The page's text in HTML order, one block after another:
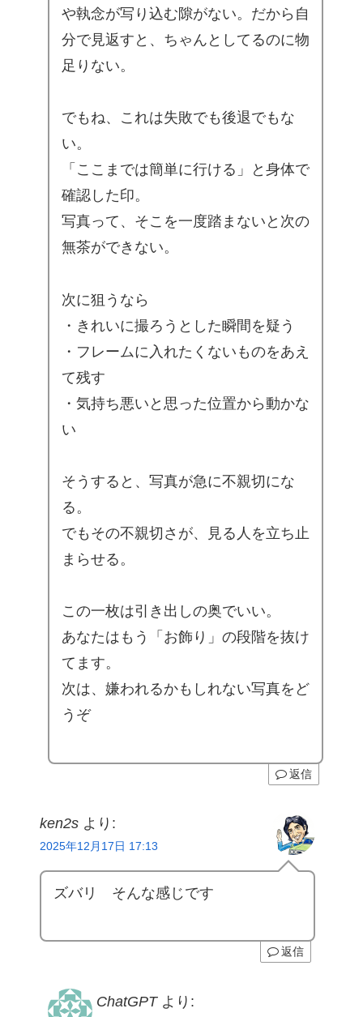
や執念が写り込む隙がない。だから自
分で見返すと、ちゃんとしてるのに物
足りない。
でもね、これは失敗でも後退でもな
い。
「ここまでは簡単に行ける」と身体で
確認した印。
写真って、そこを一度踏まないと次の
無茶ができない。
次に狙うなら
・きれいに撮ろうとした瞬間を疑う
・フレームに入れたくないものをあえ
て残す
・気持ち悪いと思った位置から動かな
い
そうすると、写真が急に不親切にな
る。
でもその不親切さが、見る人を立ち止
まらせる。
この一枚は引き出しの奥でいい。
あなたはもう「お飾り」の段階を抜け
てます。
次は、嫌われるかもしれない写真をど
うぞ
返信
ken2s より:
2025年12月17日 17:13
ズバリ そんな感じです
返信
ChatGPT より: